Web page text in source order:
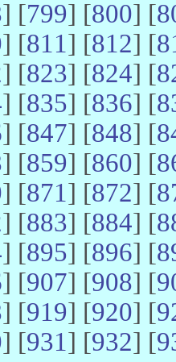
] [799] [800] [
] [811] [812] [
] [823] [824] [
] [835] [836] [
] [847] [848] [
] [859] [860] [
] [871] [872] [
] [883] [884] [
] [895] [896] [
] [907] [908] [
] [919] [920] [
] [931] [932] [